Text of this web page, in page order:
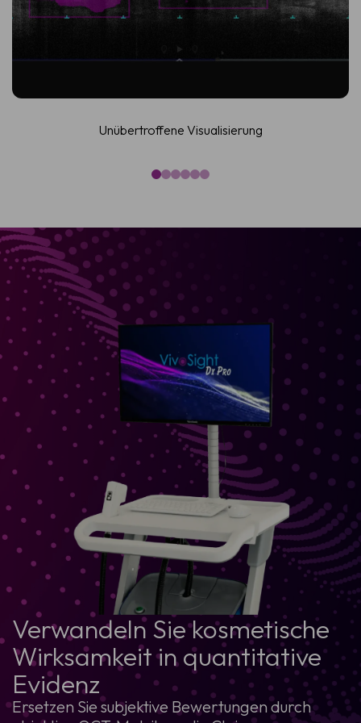
Unübertroffene Visualisierung
Verwandeln Sie kosmetische
Wirksamkeit in quantitative
Evidenz
Ersetzen Sie subjektive Bewertungen durch